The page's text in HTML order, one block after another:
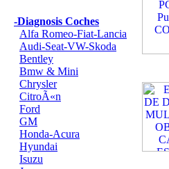
-Diagnosis Coches
Alfa Romeo-Fiat-Lancia
Audi-Seat-VW-Skoda
Bentley
Bmw & Mini
Chrysler
CitroÃ«n
Ford
GM
Honda-Acura
Hyundai
Isuzu